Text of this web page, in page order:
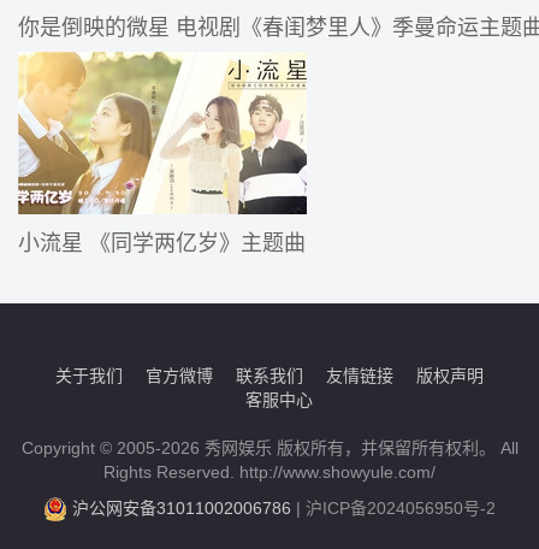
你是倒映的微星 电视剧《春闺梦里人》季曼命运主题
小流星 《同学两亿岁》主题曲
关于我们 官方微博 联系我们 友情链接
版权声明
客服中心
Copyright © 2005-2026 秀网娱乐 版权所有，并保留所有权利。 All
Rights Reserved. http://www.showyule.com/
沪公网安备31011002006786 | 沪ICP备2024056950号-2